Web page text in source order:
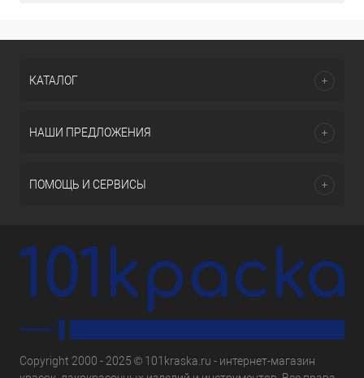
КАТАЛОГ
НАШИ ПРЕДЛОЖЕНИЯ
ПОМОЩЬ И СЕРВИСЫ
Copyright 2000 - 2025 © 101kraska.ru - интернет-магазин